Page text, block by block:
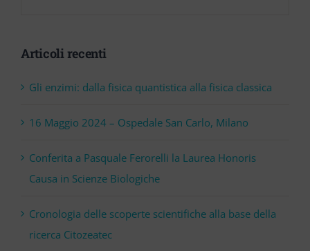
Articoli recenti
Gli enzimi: dalla fisica quantistica alla fisica classica
16 Maggio 2024 – Ospedale San Carlo, Milano
Conferita a Pasquale Ferorelli la Laurea Honoris
Causa in Scienze Biologiche
Cronologia delle scoperte scientifiche alla base della
ricerca Citozeatec